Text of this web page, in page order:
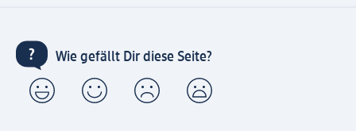
Wie gefällt Dir diese Seite?